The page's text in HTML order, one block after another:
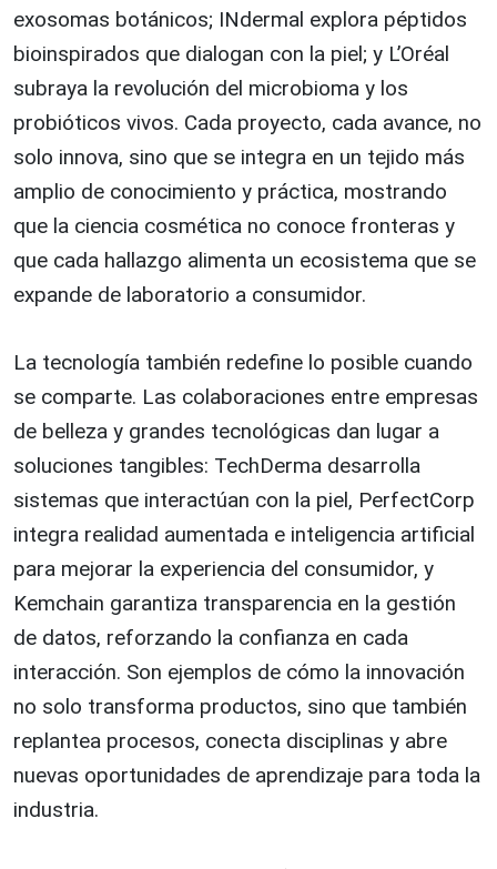
exosomas botánicos; INdermal explora péptidos
bioinspirados que dialogan con la piel; y L’Oréal
subraya la revolución del microbioma y los
probióticos vivos. Cada proyecto, cada avance, no
solo innova, sino que se integra en un tejido más
amplio de conocimiento y práctica, mostrando
que la ciencia cosmética no conoce fronteras y
que cada hallazgo alimenta un ecosistema que se
expande de laboratorio a consumidor.
La tecnología también redefine lo posible cuando
se comparte. Las colaboraciones entre empresas
de belleza y grandes tecnológicas dan lugar a
soluciones tangibles: TechDerma desarrolla
sistemas que interactúan con la piel, PerfectCorp
integra realidad aumentada e inteligencia artificial
para mejorar la experiencia del consumidor, y
Kemchain garantiza transparencia en la gestión
de datos, reforzando la confianza en cada
interacción. Son ejemplos de cómo la innovación
no solo transforma productos, sino que también
replantea procesos, conecta disciplinas y abre
nuevas oportunidades de aprendizaje para toda la
industria.